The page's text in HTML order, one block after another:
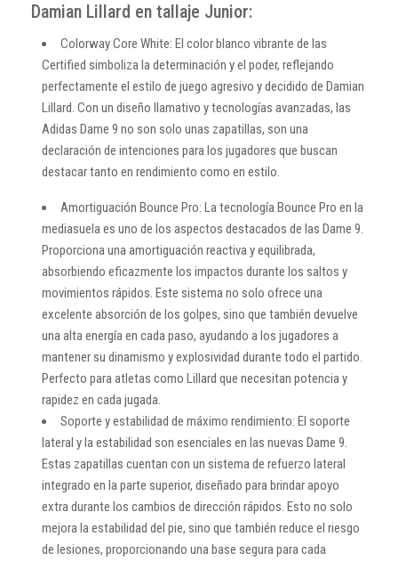
Damian Lillard en tallaje Junior:
Colorway Core White: El color blanco vibrante de las
Certified simboliza la determinación y el poder, reflejando
perfectamente el estilo de juego agresivo y decidido de Damian
Lillard. Con un diseño llamativo y tecnologías avanzadas, las
Adidas Dame 9 no son solo unas zapatillas, son una
declaración de intenciones para los jugadores que buscan
destacar tanto en rendimiento como en estilo.
Amortiguación Bounce Pro: La tecnología Bounce Pro en la
mediasuela es uno de los aspectos destacados de las Dame 9.
Proporciona una amortiguación reactiva y equilibrada,
absorbiendo eficazmente los impactos durante los saltos y
movimientos rápidos. Este sistema no solo ofrece una
excelente absorción de los golpes, sino que también devuelve
una alta energía en cada paso, ayudando a los jugadores a
mantener su dinamismo y explosividad durante todo el partido.
Perfecto para atletas como Lillard que necesitan potencia y
rapidez en cada jugada.
Soporte y estabilidad de máximo rendimiento: El soporte
lateral y la estabilidad son esenciales en las nuevas Dame 9.
Estas zapatillas cuentan con un sistema de refuerzo lateral
integrado en la parte superior, diseñado para brindar apoyo
extra durante los cambios de dirección rápidos. Esto no solo
mejora la estabilidad del pie, sino que también reduce el riesgo
de lesiones, proporcionando una base segura para cada